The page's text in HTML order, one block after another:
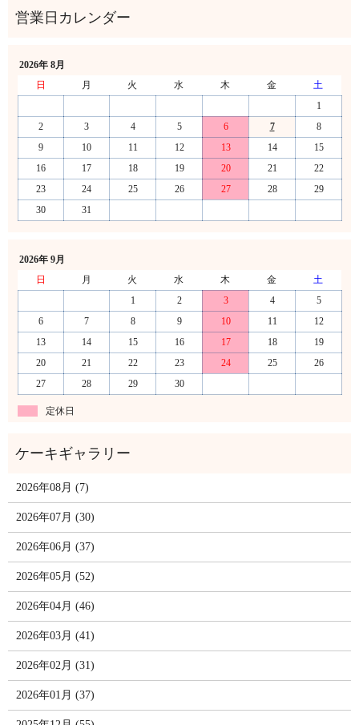
2026年 8月
日
月 火 水 木 金
土
1
2
3 4 5 6 7
8
9
10 11 12 13 14
15
16
17 18 19 20 21
22
23
24 25 26 27 28
29
30
31
2026年 9月
日
月 火 水 木 金
土
1
2 3 4
5
6
7 8 9 10 11
12
13
14 15 16 17 18
19
20
21 22 23 24 25
26
27
28 29 30
定休日
2026年08月 (7)
2026年07月 (30)
2026年06月 (37)
2026年05月 (52)
2026年04月 (46)
2026年03月 (41)
2026年02月 (31)
2026年01月 (37)